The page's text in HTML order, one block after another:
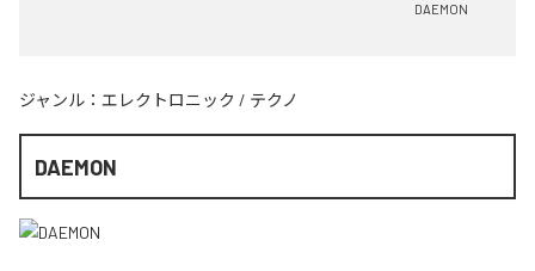
DAEMON
ジャンル： エレクトロニック / テクノ
DAEMON